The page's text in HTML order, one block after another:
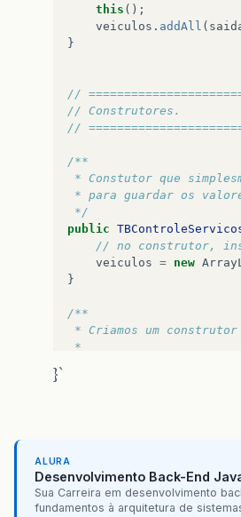
this ();
veiculos . addAll (
}
//
// Construtores.
//
/**
* Constutor que
* para guardar os
*/
public
// no construtor,
veiculos = new
}
/**
* Criamos um
*
// MÃ©todos
//
}`
ALURA
Desenvolvimento Back-End
Sua Carreira em desenvolvimento
fundamentos à arquitetura de